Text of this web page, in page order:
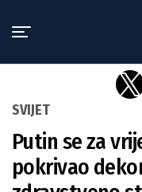
SVIJET
Putin se za
pokrivao